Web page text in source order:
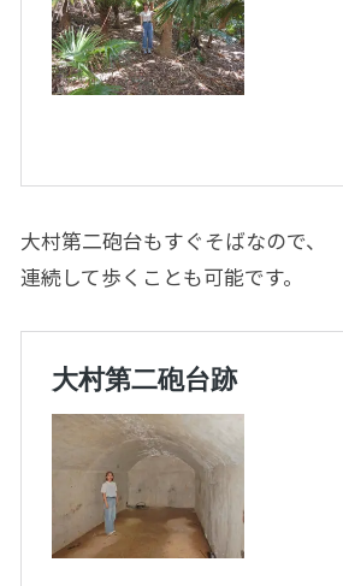
大村第二砲台もすぐそばなので、
連続して歩くことも可能です。